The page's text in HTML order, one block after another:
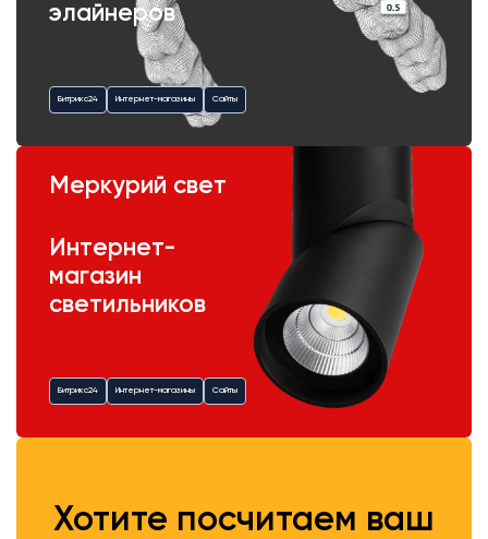
элайнеров
Битрикс24 Интернет-магазины Сайты
Меркурий свет
Интернет-
магазин
светильников
Битрикс24 Интернет-магазины Сайты
Хотите посчитаем ваш